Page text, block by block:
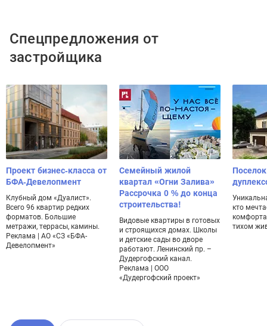
Спецпредложения от
застройщика
Проект бизнес-класса от
БФА-Девелопмент
Клубный дом «Дуалист».
Всего 96 квартир редких
форматов. Большие
метражи, террасы, камины.
Реклама | АО «СЗ «БФА-
Девелопмент»
Семейный жилой
квартал «Огни Залива»
Рассрочка 0 % до конца
строительства!
Видовые квартиры в готовых
и строящихся домах. Школы
и детские сады во дворе
работают. Ленинский пр. –
Дудергофский канал.
Реклама | ООО
«Дудергофский проект»
кто
тихом